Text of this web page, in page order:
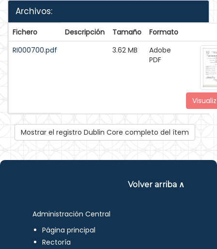
Archivos:
Fichero Descripción Tamaño
Formato
RI000700.pdf
3.62 MB
Adobe
PDF
Mostrar el registro Dublin Core completo del ítem
Volver arriba ∧
Administración Central
Página principal
Rectoría